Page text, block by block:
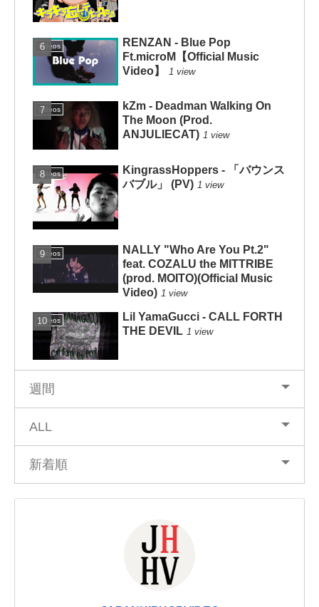
Videos
RENZAN - Blue Pop
Ft.microM【Official Music
Video】
1 view
Videos
kZm - Deadman Walking On
The Moon (Prod.
ANJULIECAT) 1 view
Videos
KingrassHoppers - 「バウンス
バブル」 (PV) 1 view
Videos
NALLY "Who Are You Pt.2"
feat. COZALU the MITTRIBE
(prod. MOITO)(Official Music
Video) 1 view
Videos
Lil YamaGucci - CALL FORTH
THE DEVIL 1 view
週間
ALL
新着順